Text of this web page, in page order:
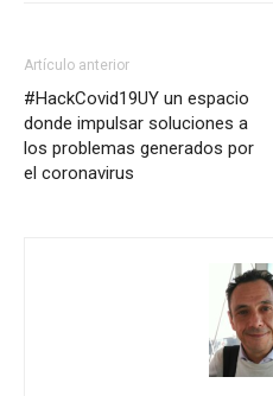
Artículo anterior
#HackCovid19UY un espacio
donde impulsar soluciones a
los problemas generados por
el coronavirus